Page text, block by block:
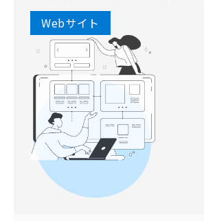
分析。戦略的な企画・設計を行います。
Webサイト